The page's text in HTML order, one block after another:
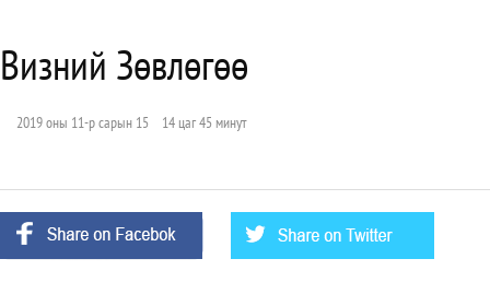
Визний Зөвлөгөө
2019 оны 11-р сарын 15 14 цаг 45 минут